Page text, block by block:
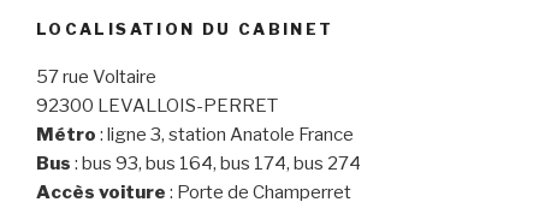
LOCALISATION DU CABINET
57 rue Voltaire
92300 LEVALLOIS-PERRET
Métro : ligne 3, station Anatole France
Bus : bus 93, bus 164, bus 174, bus 274
Accès voiture : Porte de Champerret